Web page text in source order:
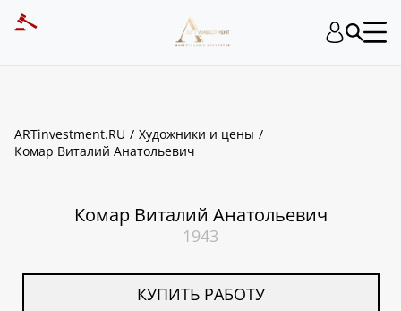
ARTinvestment.RU
Художники и цены
Комар Виталий Анатольевич
Комар Виталий Анатольевич
1943
КУПИТЬ РАБОТУ